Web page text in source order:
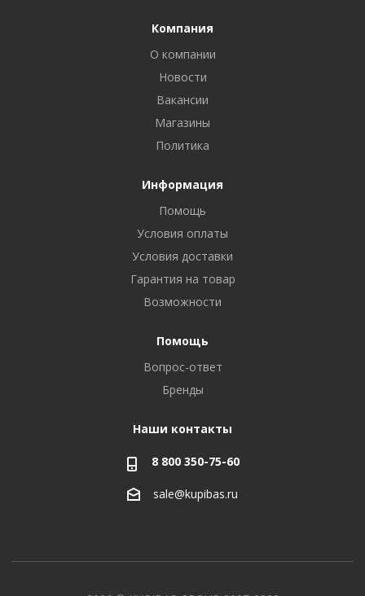
Компания
О компании
Новости
Вакансии
Магазины
Политика
Информация
Помощь
Условия оплаты
Условия доставки
Гарантия на товар
Возможности
Помощь
Вопрос-ответ
Бренды
Наши контакты
8 800 350-75-60
sale@kupibas.ru